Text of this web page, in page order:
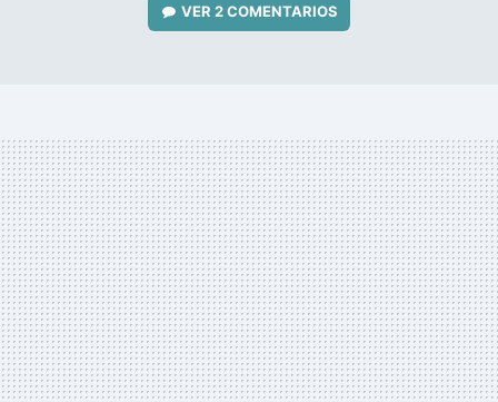
VER2 COMENTARIOS